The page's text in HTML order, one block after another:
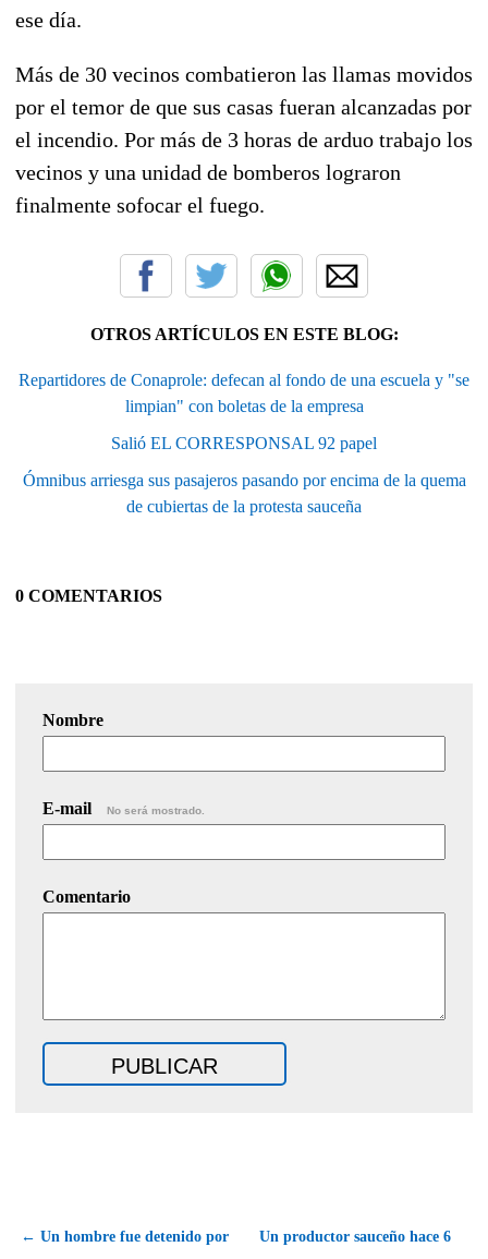
ese día.
Más de 30 vecinos combatieron las llamas movidos
por el temor de que sus casas fueran alcanzadas por
el incendio. Por más de 3 horas de arduo trabajo los
vecinos y una unidad de bomberos lograron
finalmente sofocar el fuego.
OTROS ARTÍCULOS EN ESTE BLOG:
Repartidores de Conaprole: defecan al fondo de una escuela y "se
limpian" con boletas de la empresa
Salió EL CORRESPONSAL 92 papel
Ómnibus arriesga sus pasajeros pasando por encima de la quema
de cubiertas de la protesta sauceña
0 COMENTARIOS
Nombre
E-mail No será mostrado.
Comentario
← Un hombre fue detenido por
Un productor sauceño hace 6